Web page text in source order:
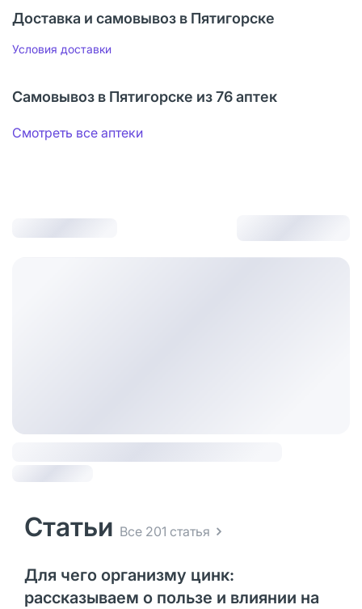
Доставка и самовывоз в Пятигорске
Условия доставки
Самовывоз в Пятигорске из 76 аптек
Смотреть все аптеки
Статьи Все 201 статья
Для чего организму цинк:
рассказываем о пользе и влиянии на